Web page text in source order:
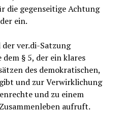
die gegenseitige Achtung
ein.
der ver.di-Satzung
§ 5, der ein klares
des demokratischen,
und zur Verwirklichung
und zu einem
aufruft.